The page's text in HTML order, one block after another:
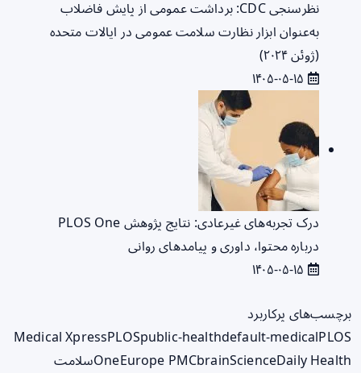
نظرسنجی CDC: برداشت عمومی از پایش فاضلاب
به‌عنوان ابزار نظارت سلامت عمومی در ایالات متحده
(ژوئن ۲۰۲۴)
درک تجربه‌های غیرعادی: نتایج پژوهش PLOS One
درباره محتوا، داوری و پیامدهای روانی
برچسب‌های پرکاربرد
Medical XpressPLOSpublic-healthdefault-medicalPLOS
OneEurope PMCbrainScienceDaily Health
سلامت